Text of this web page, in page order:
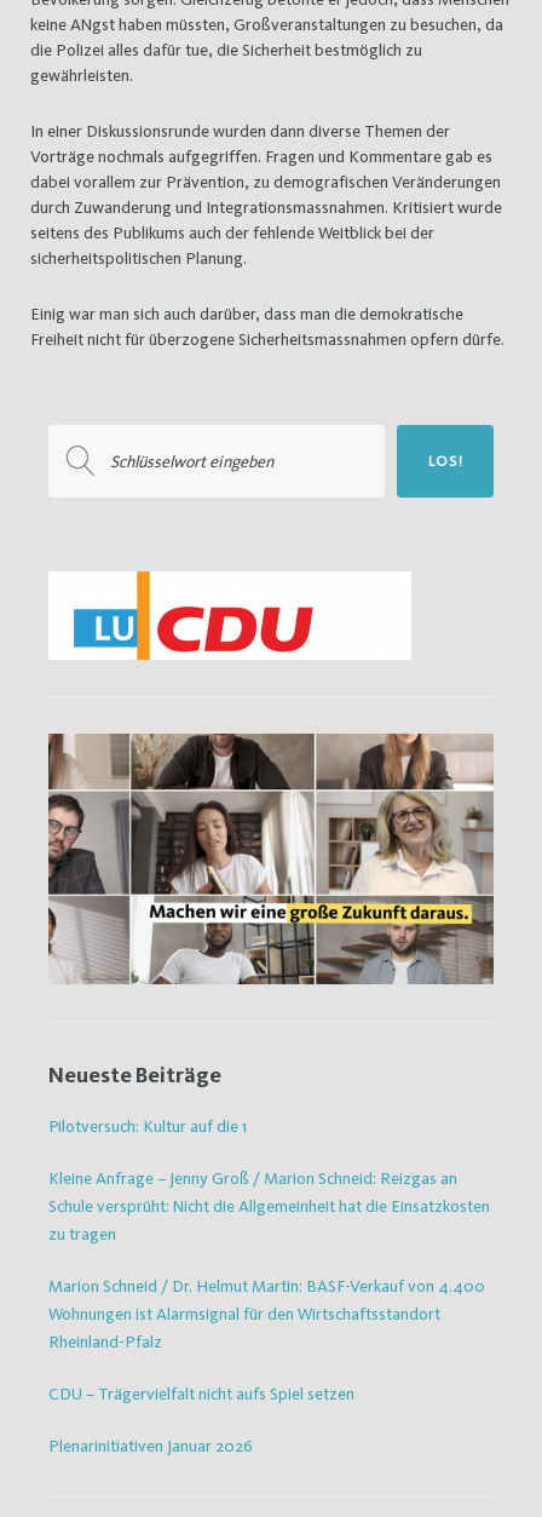
keine ANgst haben müssten, Großveranstaltungen zu besuchen, da
die Polizei alles dafür tue, die Sicherheit bestmöglich zu
gewährleisten.
In einer Diskussionsrunde wurden dann diverse Themen der
Vorträge nochmals aufgegriffen. Fragen und Kommentare gab es
dabei vorallem zur Prävention, zu demografischen Veränderungen
durch Zuwanderung und Integrationsmassnahmen. Kritisiert wurde
seitens des Publikums auch der fehlende Weitblick bei der
sicherheitspolitischen Planung.
Einig war man sich auch darüber, dass man die demokratische
Freiheit nicht für überzogene Sicherheitsmassnahmen opfern dürfe.
nach:
LOS!
Neueste Beiträge
Pilotversuch: Kultur auf die 1
Kleine Anfrage – Jenny Groß / Marion Schneid: Reizgas an
Schule versprüht: Nicht die Allgemeinheit hat die Einsatzkosten
zu tragen
Marion Schneid / Dr. Helmut Martin: BASF-Verkauf von 4.400
Wohnungen ist Alarmsignal für den Wirtschaftsstandort
Rheinland-Pfalz
CDU – Trägervielfalt nicht aufs Spiel setzen
Plenarinitiativen Januar 2026